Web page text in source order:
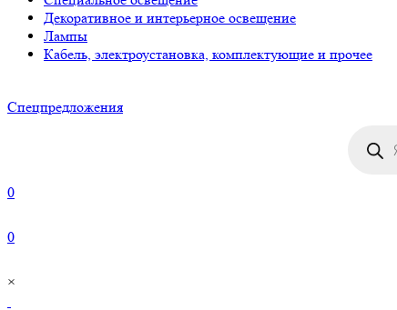
Декоративное и интерьерное освещение
Лампы
Кабель, электроустановка, комплектующие и прочее
Cпецпредложения
товаров
0
0
×